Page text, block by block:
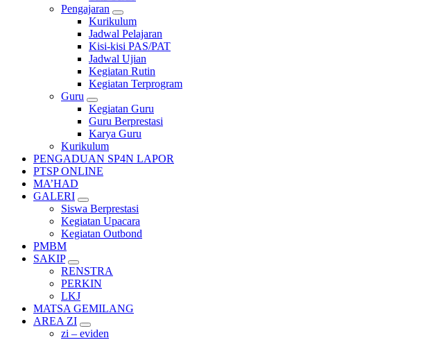
Pengajaran
Kurikulum
Jadwal Pelajaran
Kisi-kisi PAS/PAT
Jadwal Ujian
Kegiatan Rutin
Kegiatan Terprogram
Guru
Kegiatan Guru
Guru Berprestasi
Karya Guru
Kurikulum
PENGADUAN SP4N LAPOR
PTSP ONLINE
MA’HAD
GALERI
Siswa Berprestasi
Kegiatan Upacara
Kegiatan Outbond
PMBM
SAKIP
RENSTRA
PERKIN
LKJ
MATSA GEMILANG
AREA ZI
zi – eviden